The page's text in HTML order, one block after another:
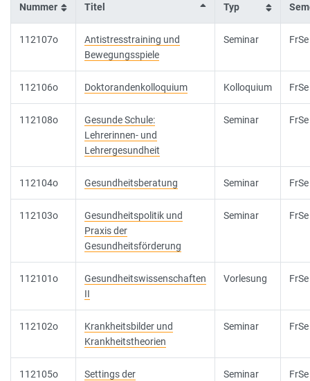
Nummer Titel Typ
112107o
Antistresstraining und
Bewegungsspiele
Seminar
112106o Doktorandenkolloquium Kolloquium
112108o
Gesunde Schule:
Lehrerinnen- und
Lehrergesundheit
Seminar
112104o Gesundheitsberatung Seminar
112103o
Gesundheitspolitik und
Praxis der
Gesundheitsförderung
Seminar
112101o
Gesundheitswissenschaften
II
Vorlesung
112102o
Krankheitsbilder und
Krankheitstheorien
Seminar
112105o
Settings der
Seminar